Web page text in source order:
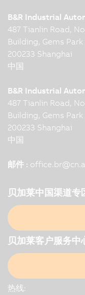
B&R Industrial
487 Tianlin Road,
Building, Gems Park
200233 Shanghai
中国
B&R Industrial
487 Tianlin Road,
Building, Gems Park
200233 Shanghai
中国
邮件 : office.br@
贝加莱中国渠道专
贝加莱客户服务中
热线: